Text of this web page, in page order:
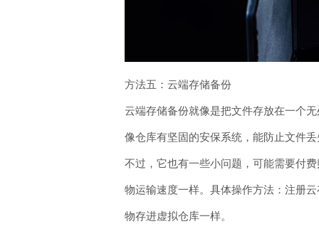
方法五：云端存储备份
云端存储备份就像是把文件存放在一个
像仓库有坚固的安保系统，能防止文件
不过，它也有一些小问题，可能需要付
物运输速度一样。具体操作方法：注册
物存进虚拟仓库一样。